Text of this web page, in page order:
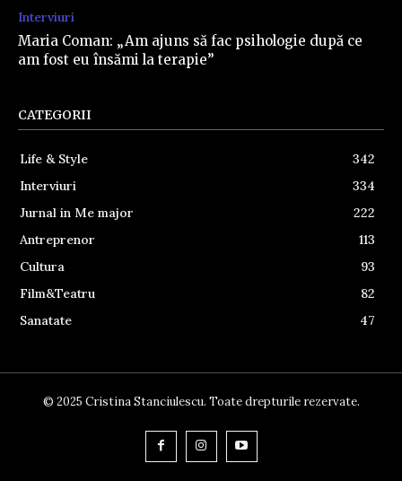
Interviuri
Maria Coman: „Am ajuns să fac psihologie după ce
am fost eu însămi la terapie”
CATEGORII
Life & Style
342
Interviuri
334
Jurnal in Me major
222
Antreprenor
113
Cultura
93
Film&Teatru
82
Sanatate
47
© 2025 Cristina Stanciulescu. Toate drepturile rezervate.